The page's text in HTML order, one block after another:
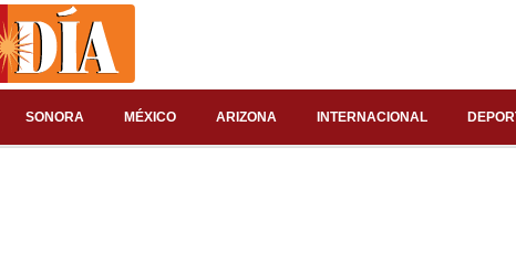
SONORA MÉXICO ARIZONA INTERNACIONAL